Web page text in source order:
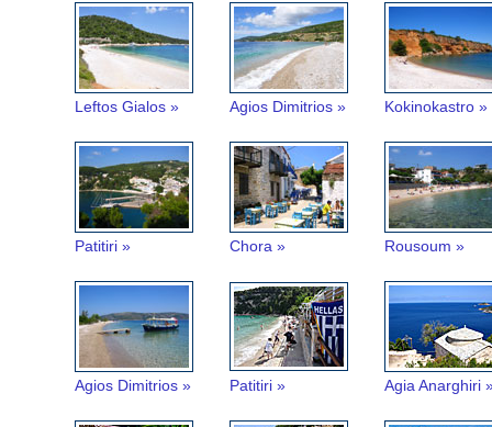
Leftos Gialos » Agios Dimitrios » Kokinokastro »
Patitiri » Chora » Rousoum »
Agios Dimitrios » Patitiri » Agia Anarghiri